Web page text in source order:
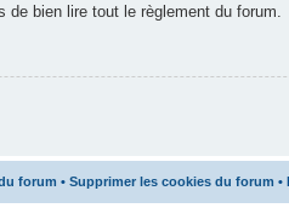
bien lire tout le règlement du forum.
forum • Supprimer les cookies du forum •